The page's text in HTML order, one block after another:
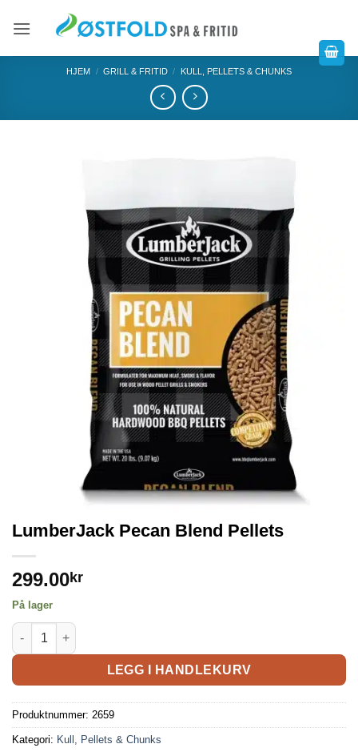
HJEM / GRILL & FRITID / KULL, PELLETS & CHUNKS
LumberJack Pecan Blend Pellets
299.00kr
På lager
LEGG I HANDLEKURV
Produktnummer: 2659
Kategori: Kull, Pellets & Chunks